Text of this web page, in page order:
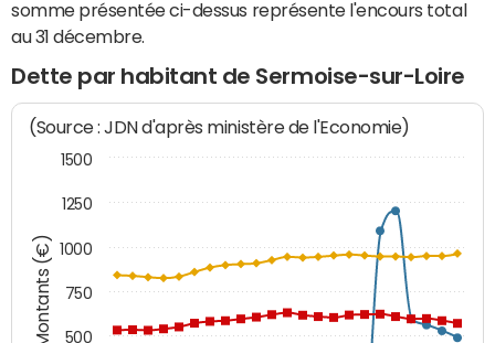
somme présentée ci-dessus représente l'encours total
au 31 décembre.
Dette par habitant de Sermoise-sur-Loire
Montants (€)
(Source : JDN d'après ministère de l'Economie)
500
750
1000
1250
1500